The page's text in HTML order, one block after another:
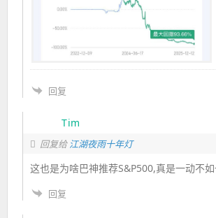
回复
Tim
回复给江湖夜雨十年灯
这也是为啥巴神推荐S&P500,真是一动不
回复